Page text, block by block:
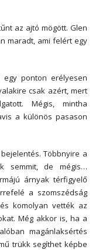
az ajtó mögött. Glen
maradt, ami felért egy
egy ponton erélyesen
csak azért, mert
Mégis, mintha
a különös pasason
Többnyire a
semmit, de mégis…
árnyak térfigyelő
a szomszédság
komolyan vették az
Még akkor is, ha a
magánlaksértés
trükk segíthet képbe